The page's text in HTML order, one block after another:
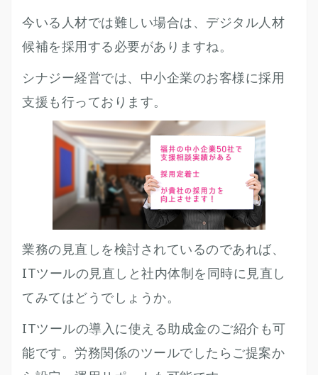
今いる人材では難しい場合は、デジタル人材
候補を採用する必要がありますね。
シナジー経営では、中小企業のお客様に採用
支援も行っております。
業務の見直しを検討されているのであれば、
ITツールの見直しと社内体制を同時に見直し
てみてはどうでしょうか。
ITツールの導入に使える助成金のご紹介も可
能です。労務関係のツールでしたらご提案か